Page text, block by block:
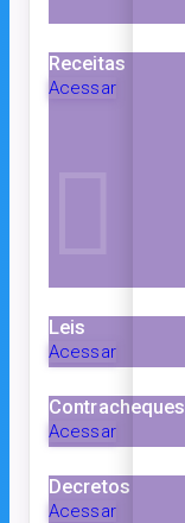
Receitas
Acessar
Leis
Acessar
Contracheques
Acessar
Decretos
Acessar